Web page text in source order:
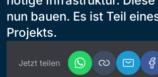
nun bauen. Es ist Teil
Projekts.
Jetzt teilen